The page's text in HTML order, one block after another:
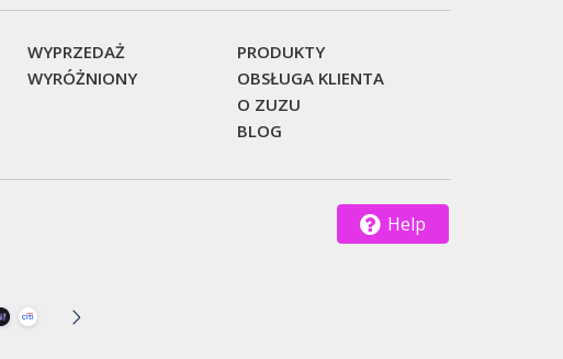
WYPRZEDAŻ
WYRÓŻNIONY
PRODUKTY
OBSŁUGA KLIENTA
O ZUZU
BLOG
Help